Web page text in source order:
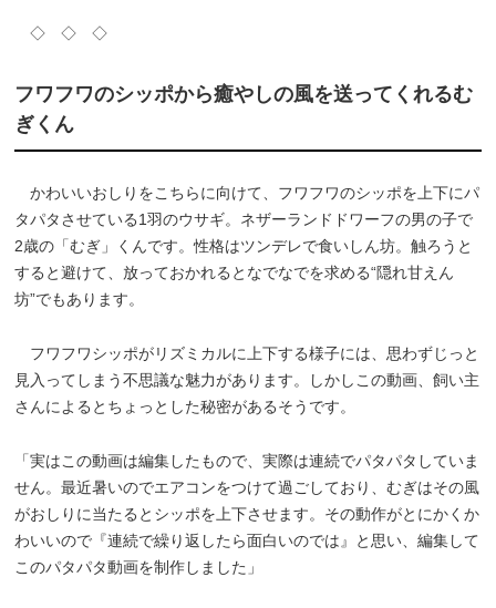
◇ ◇ ◇
フワフワのシッポから癒やしの風を送ってくれるむ
ぎくん
かわいいおしりをこちらに向けて、フワフワのシッポを上下にパ
タパタさせている1羽のウサギ。ネザーランドドワーフの男の子で
2歳の「むぎ」くんです。性格はツンデレで食いしん坊。触ろうと
すると避けて、放っておかれるとなでなでを求める“隠れ甘えん
坊”でもあります。
フワフワシッポがリズミカルに上下する様子には、思わずじっと
見入ってしまう不思議な魅力があります。しかしこの動画、飼い主
さんによるとちょっとした秘密があるそうです。
「実はこの動画は編集したもので、実際は連続でパタパタしていま
せん。最近暑いのでエアコンをつけて過ごしており、むぎはその風
がおしりに当たるとシッポを上下させます。その動作がとにかくか
わいいので『連続で繰り返したら面白いのでは』と思い、編集して
このパタパタ動画を制作しました」